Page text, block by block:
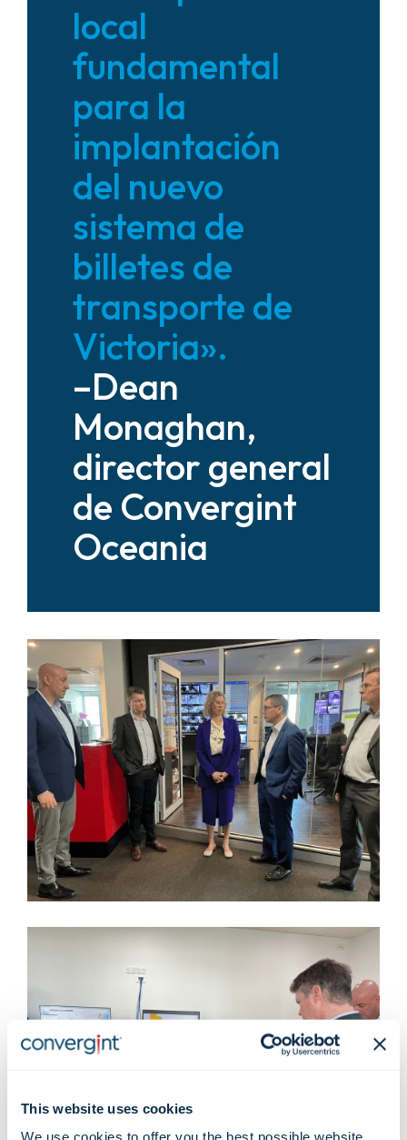
This website uses cookies
We use cookies to offer you the best possible website
local
fundamental
para la
implantación
del nuevo
sistema de
billetes de
transporte de
Victoria».
–Dean
Monaghan,
director general
de Convergint
Oceania